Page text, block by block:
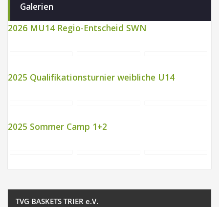
Galerien
2026 MU14 Regio-Entscheid SWN
2025 Qualifikationsturnier weibliche U14
2025 Sommer Camp 1+2